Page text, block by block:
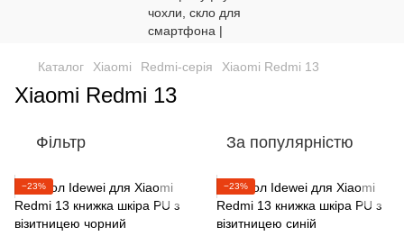
Каталог Xiaomi Redmi-серія Xiaomi Redmi 13
Xiaomi Redmi 13
Фільтр За популярністю
−23% −23%